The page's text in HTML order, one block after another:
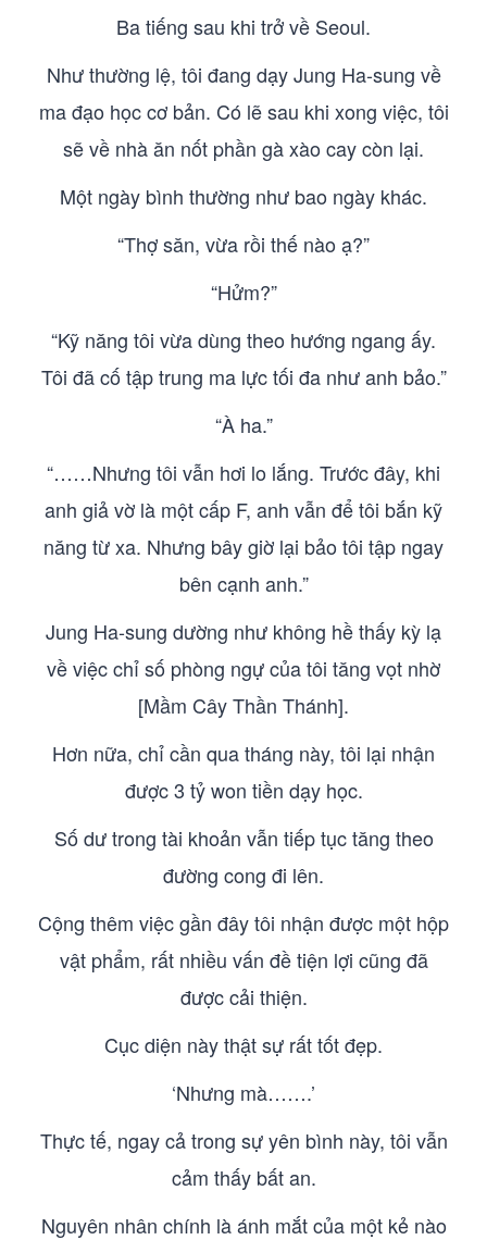
Ba tiếng sau khi trở về Seoul.
Như thường lệ, tôi đang dạy Jung Ha-sung về
ma đạo học cơ bản. Có lẽ sau khi xong việc, tôi
sẽ về nhà ăn nốt phần gà xào cay còn lại.
Một ngày bình thường như bao ngày khác.
“Thợ săn, vừa rồi thế nào ạ?”
“Hửm?”
“Kỹ năng tôi vừa dùng theo hướng ngang ấy.
Tôi đã cố tập trung ma lực tối đa như anh bảo.”
“À ha.”
“……Nhưng tôi vẫn hơi lo lắng. Trước đây, khi
anh giả vờ là một cấp F, anh vẫn để tôi bắn kỹ
năng từ xa. Nhưng bây giờ lại bảo tôi tập ngay
bên cạnh anh.”
Jung Ha-sung dường như không hề thấy kỳ lạ
về việc chỉ số phòng ngự của tôi tăng vọt nhờ
[Mầm Cây Thần Thánh].
Hơn nữa, chỉ cần qua tháng này, tôi lại nhận
được 3 tỷ won tiền dạy học.
Số dư trong tài khoản vẫn tiếp tục tăng theo
đường cong đi lên.
Cộng thêm việc gần đây tôi nhận được một hộp
vật phẩm, rất nhiều vấn đề tiện lợi cũng đã
được cải thiện.
Cục diện này thật sự rất tốt đẹp.
‘Nhưng mà…….’
Thực tế, ngay cả trong sự yên bình này, tôi vẫn
cảm thấy bất an.
Nguyên nhân chính là ánh mắt của một kẻ nào